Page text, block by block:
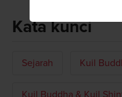
Kata kunci
Sejarah Kuil
Kuil Buddha & Kuil